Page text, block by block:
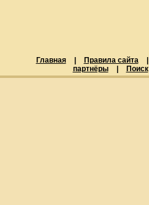
Главная Правила сайта
партнёры
Поиск